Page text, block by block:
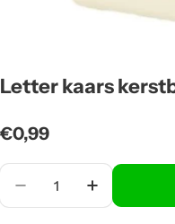
Letter kaars
Normale
€0,99
Aantal